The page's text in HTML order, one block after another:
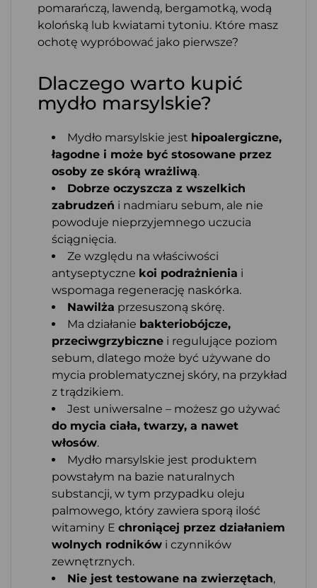
pomarańczą, lawendą, bergamotką, wodą
kolońską lub kwiatami tytoniu. Które masz
ochotę wypróbować jako pierwsze?
Dlaczego warto kupić
mydło marsylskie?
Mydło marsylskie jest hipoalergiczne,
łagodne i może być stosowane przez
osoby ze skórą wrażliwą.
Dobrze oczyszcza z wszelkich
zabrudzeń i nadmiaru sebum, ale nie
powoduje nieprzyjemnego uczucia
ściągnięcia.
Ze względu na właściwości
antyseptyczne koi podrażnienia i
wspomaga regenerację naskórka.
Nawilża przesuszoną skórę.
Ma działanie bakteriobójcze,
przeciwgrzybiczne i regulujące poziom
sebum, dlatego może być używane do
mycia problematycznej skóry, na przykład
z trądzikiem.
Jest uniwersalne – możesz go używać
do mycia ciała, twarzy, a nawet
włosów.
Mydło marsylskie jest produktem
powstałym na bazie naturalnych
substancji, w tym przypadku oleju
palmowego, który zawiera sporą ilość
witaminy E chroniącej przez działaniem
wolnych rodników i czynników
zewnętrznych.
Nie jest testowane na zwierzętach,